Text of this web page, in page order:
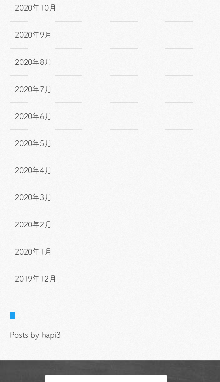
2020年10月
2020年9月
2020年8月
2020年7月
2020年6月
2020年5月
2020年4月
2020年3月
2020年2月
2020年1月
2019年12月
Posts by hapi3